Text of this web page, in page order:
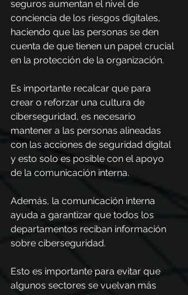
seguros aumentan el nivel de
conciencia de los riesgos digitales,
haciendo que las personas se den
cuenta de que tienen un papel crucial
en la protección de la organización.
Es importante recalcar que para
crear o reforzar una cultura de
ciberseguridad, es necesario
mantener a las personas alineadas
con las acciones de seguridad digital
y esto solo es posible con el apoyo
de la comunicación interna.
Además, la comunicación interna
ayuda a garantizar que todos los
departamentos reciban información
sobre ciberseguridad.
Esto es importante para evitar que
algunos sectores se vuelvan más